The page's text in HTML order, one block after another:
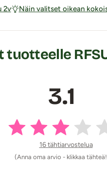
2v Näin valitset oikean
3.1
16 tähtiarvostelua
(Anna oma arvio - klikkaa